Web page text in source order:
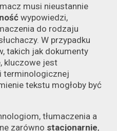
musi nieustannie
wypowiedzi,
do rodzaju
W przypadku
takich jak dokumenty
kluczowe jest
terminologicznej
tekstu mogłoby być
tłumaczenia a
zarówno stacjonarnie,